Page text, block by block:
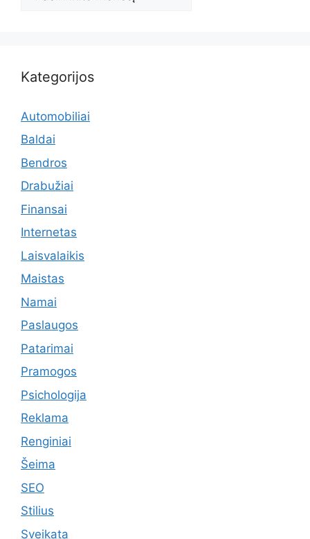
Kategorijos
Automobiliai
Baldai
Bendros
Drabužiai
Finansai
Internetas
Laisvalaikis
Maistas
Namai
Paslaugos
Patarimai
Pramogos
Psichologija
Reklama
Renginiai
Šeima
SEO
Stilius
Sveikata